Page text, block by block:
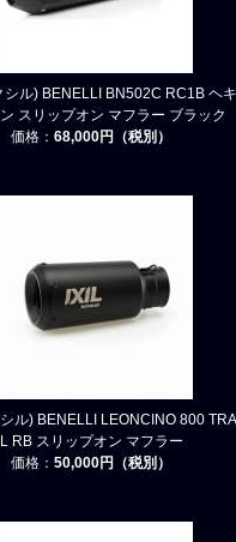
シル) BENELLI BN502C RC1B ヘキ
スリップオン マフラー ブラック
価格： 68,000円（税別）
ル) BENELLI LEONCINO 800
L RB スリップオン マフラー
価格： 50,000円（税別）